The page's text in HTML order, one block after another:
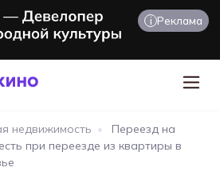
i Реклама
недвижимость •
Переезд на
при переезде из квартиры в